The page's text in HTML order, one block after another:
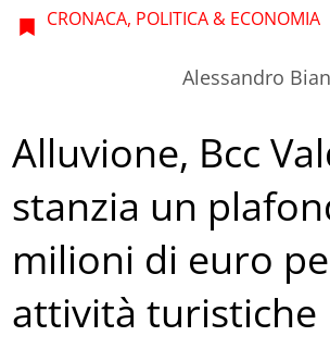
CRONACA, POLITICA & ECONOMIA
Alessandro
Alluvione, Bcc
stanzia un
milioni di euro
attività turistiche